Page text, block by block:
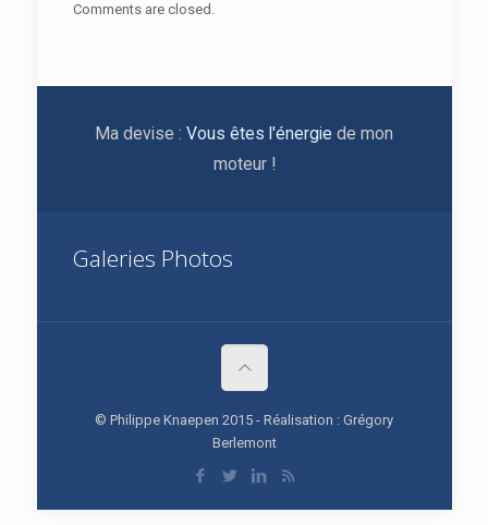
Comments are closed.
Ma devise : Vous êtes l'énergie de mon
moteur !
Galeries Photos
© Philippe Knaepen 2015 - Réalisation : Grégory
Berlemont